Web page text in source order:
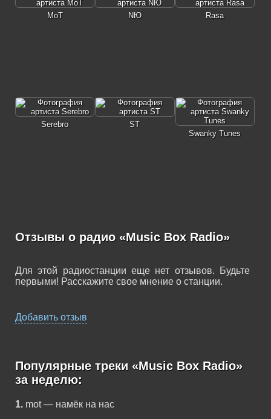
MoT NЮ Rasa
Serebro
ST
Swanky Tunes
Отзывы о радио «Music Box Radio»
Для этой радиостанции еще нет отзывов. Будьте
первыми! Расскажите свое мнение о станции.
Добавить отзыв
Популярные треки «Music Box Radio»
за неделю:
1. mot — намёк на нас